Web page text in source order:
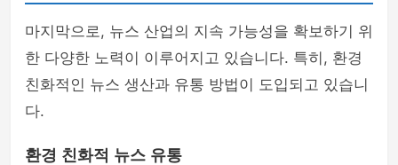
마지막으로, 뉴스 산업의 지속 가능성을 확보하기 위
한 다양한 노력이 이루어지고 있습니다. 특히, 환경
친화적인 뉴스 생산과 유통 방법이 도입되고 있습니
다.
환경 친화적 뉴스 유통